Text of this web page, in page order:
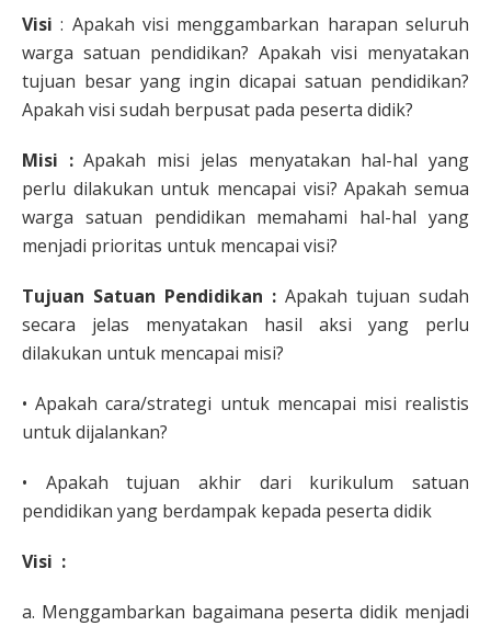
Visi : Apakah visi menggambarkan harapan seluruh
warga satuan pendidikan? Apakah visi menyatakan
tujuan besar yang ingin dicapai satuan pendidikan?
Apakah visi sudah berpusat pada peserta didik?
Misi :Apakah misi jelas menyatakan hal-hal yang
perlu dilakukan untuk mencapai visi? Apakah semua
warga satuan pendidikan memahami hal-hal yang
menjadi prioritas untuk mencapai visi?
Tujuan Satuan Pendidikan : Apakah tujuan sudah
secara jelas menyatakan hasil aksi yang perlu
dilakukan untuk mencapai misi?
• Apakah cara/strategi untuk mencapai misi realistis
untuk dijalankan?
• Apakah tujuan akhir dari kurikulum satuan
pendidikan yang berdampak kepada peserta didik
Visi :
a. Menggambarkan bagaimana peserta didik menjadi